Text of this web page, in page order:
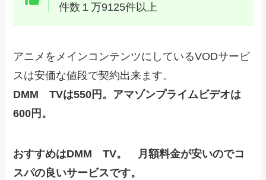
件数１万9125件以上
アニメをメインコンテンツにしているVODサービ
スは安価な値段で契約出来ます。
DMM TVは550円。アマゾンプライムビデオは
600円。
おすすめはDMM TV。 月額料金が安いのでコ
スパの良いサービスです。